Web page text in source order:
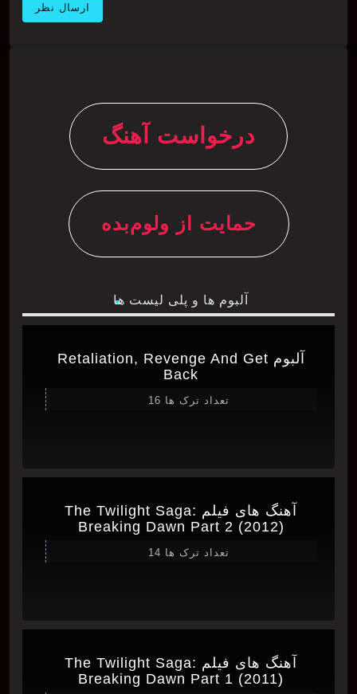
درخواست آهنگ
حمایت از ولوم‌بده
آلبوم ها و پلی لیست ها
آلبوم Retaliation, Revenge And Get
Back
تعداد ترک ها 16
آهنگ های فیلم The Twilight Saga:
Breaking Dawn Part 2 (2012)
تعداد ترک ها 14
آهنگ های فیلم The Twilight Saga:
Breaking Dawn Part 1 (2011)